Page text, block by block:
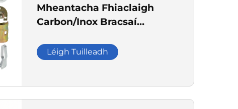
Mheantacha Fhiaclaigh
Carbon/Inox Bracsaí
cínne Zinnc &
Electrophoresis
Léigh Tuilleadh